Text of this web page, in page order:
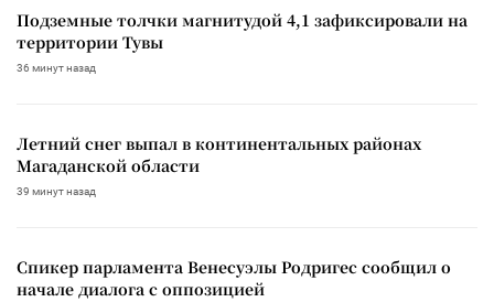
Подземные толчки магнитудой 4,1 зафиксировали на
территории Тувы
36 минут назад
Летний снег выпал в континентальных районах
Магаданской области
39 минут назад
Спикер парламента Венесуэлы Родригес сообщил о
начале диалога с оппозицией